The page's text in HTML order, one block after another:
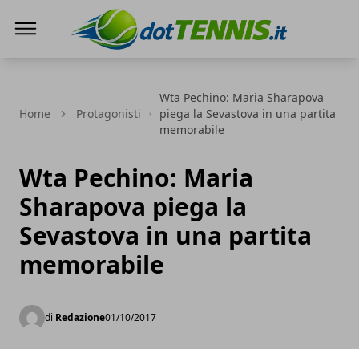
Home Protagonisti
Wta Pechino: Maria Sharapova
piega la Sevastova in una partita
memorabile
Wta Pechino: Maria
Sharapova piega la
Sevastova in una partita
memorabile
di Redazione01/10/2017